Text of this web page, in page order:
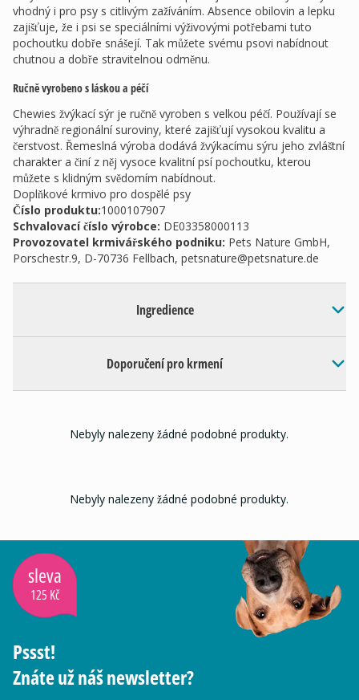
vhodný i pro psy s citlivým zažíváním. Absence obilovin a lepku
zajišťuje, že i psi se speciálními výživovými potřebami tuto
pochoutku dobře snášejí. Tak můžete svému psovi nabídnout
chutnou a dobře stravitelnou odměnu.
Ručně vyrobeno s láskou a péčí
Chewies žvýkací sýr je ručně vyroben s velkou péčí. Používají se
výhradně regionální suroviny, které zajišťují vysokou kvalitu a
čerstvost. Řemeslná výroba dodává žvýkacímu sýru jeho zvláštní
charakter a činí z něj vysoce kvalitní psí pochoutku, kterou
můžete s klidným svědomím nabídnout.
Doplňkové krmivo pro dospělé psy
Číslo produktu:1000107907
Schvalovací číslo výrobce: DE03358000113
Provozovatel krmivářského podniku: Pets Nature GmbH,
Porschestr.9, D-70736 Fellbach, petsnature@petsnature.de
Ingredience
Doporučení pro krmení
Nebyly nalezeny žádné podobné produkty.
Nebyly nalezeny žádné podobné produkty.
sleva
125 Kč
Pssst!
Znáte už náš newsletter?